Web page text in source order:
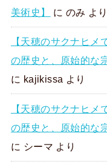
美術史】
に のみ より
【天穂のサクナヒ
の歴史と、原始的な
に kajikissa より
【天穂のサクナヒ
の歴史と、原始的な
に シーマ より